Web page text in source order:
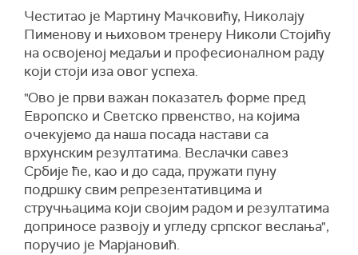
Честитао је Мартину Мачковићу, Николају
Пименову и њиховом тренеру Николи Стојићу
на освојеној медаљи и професионалном раду
који стоји иза овог успеха.
"Ово је први важан показатељ форме пред
Европско и Светско првенство, на којима
очекујемо да наша посада настави са
врхунским резултатима. Веслачки савез
Србије ће, као и до сада, пружати пуну
подршку свим репрезентативцима и
стручњацима који својим радом и резултатима
доприносе развоју и угледу српског веслања",
поручио је Марјановић.